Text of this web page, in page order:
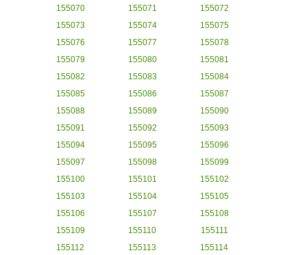
155070
155071
155072
155073
155074
155075
155076
155077
155078
155079
155080
155081
155082
155083
155084
155085
155086
155087
155088
155089
155090
155091
155092
155093
155094
155095
155096
155097
155098
155099
155100
155101
155102
155103
155104
155105
155106
155107
155108
155109
155110
155111
155112
155113
155114